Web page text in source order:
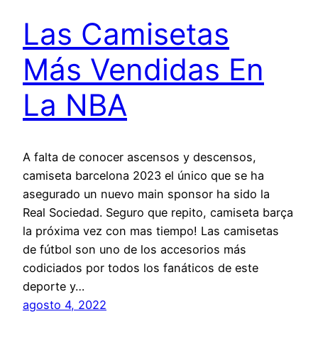
Las Camisetas
Más Vendidas En
La NBA
A falta de conocer ascensos y descensos,
camiseta barcelona 2023 el único que se ha
asegurado un nuevo main sponsor ha sido la
Real Sociedad. Seguro que repito, camiseta barça
la próxima vez con mas tiempo! Las camisetas
de fútbol son uno de los accesorios más
codiciados por todos los fanáticos de este
deporte y…
agosto 4, 2022